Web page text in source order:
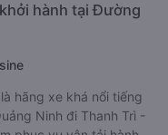
hành tại Đường
hãng xe khá nổi tiếng
Ninh đi Thanh Trì -